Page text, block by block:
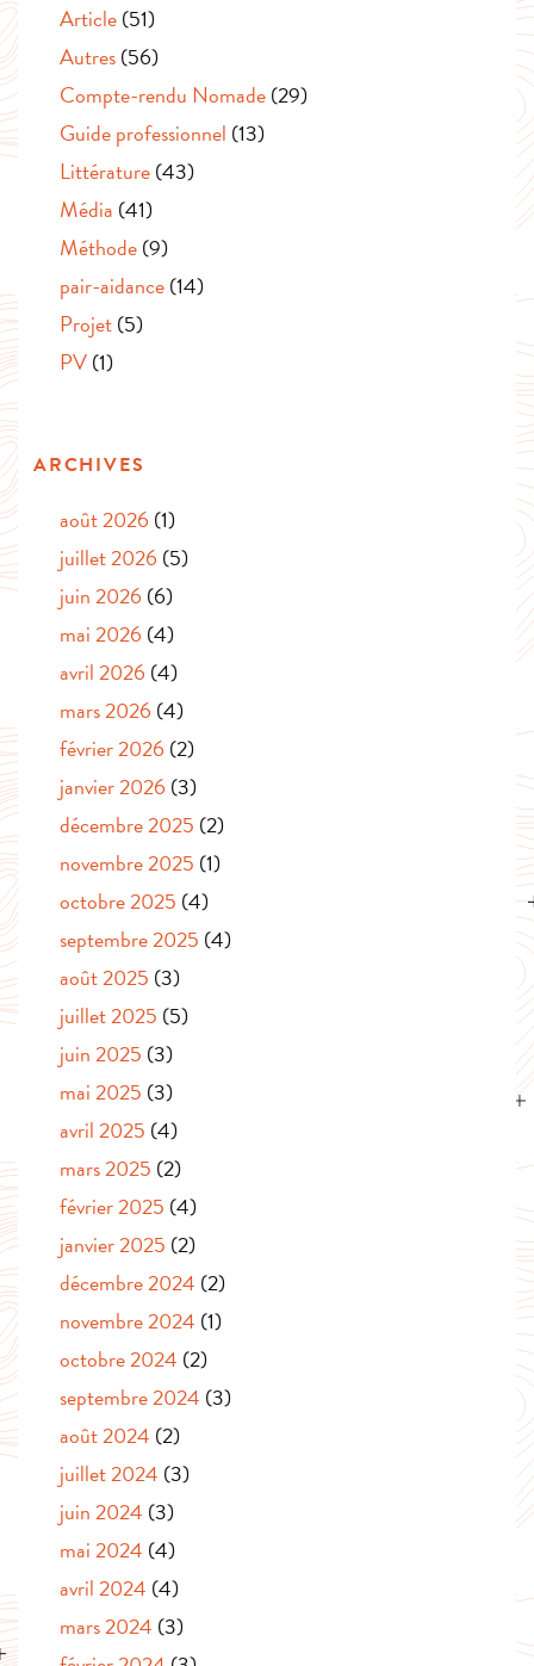
Article(51)
Autres(56)
Compte-rendu Nomade(29)
Guide professionnel (13)
Littérature(43)
Média (41)
Méthode(9)
pair-aidance(14)
Projet(5)
PV(1)
ARCHIVES
août 2026 (1)
juillet 2026 (5)
juin 2026 (6)
mai 2026 (4)
avril 2026 (4)
mars 2026 (4)
février 2026 (2)
janvier 2026 (3)
décembre 2025 (2)
novembre 2025 (1)
octobre 2025 (4)
septembre 2025 (4)
août 2025 (3)
juillet 2025 (5)
juin 2025 (3)
mai 2025 (3)
avril 2025 (4)
mars 2025 (2)
février 2025 (4)
janvier 2025 (2)
décembre 2024 (2)
novembre 2024 (1)
octobre 2024 (2)
septembre 2024 (3)
août 2024 (2)
juillet 2024 (3)
juin 2024 (3)
mai 2024 (4)
avril 2024 (4)
mars 2024 (3)